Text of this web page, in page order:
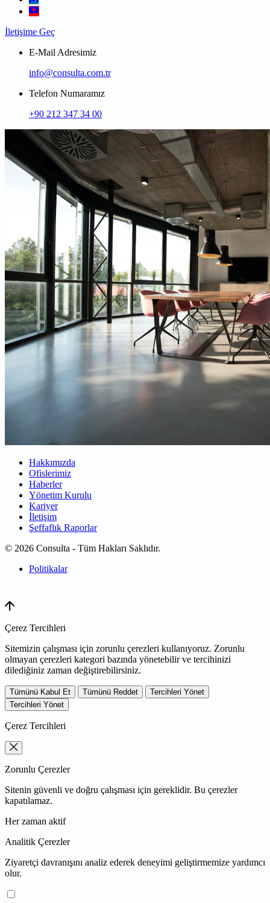
İletişime Geç
E-Mail Adresimiz
info@consulta.com.tr
Telefon Numaramız
+90 212 347 34 00
Hakkımızda
Ofislerimiz
Haberler
Yönetim Kurulu
Kariyer
İletişim
Şeffaflık Raporlar
© 2026 Consulta - Tüm Hakları Saklıdır.
Politikalar
Çerez Tercihleri
Sitemizin çalışması için zorunlu çerezleri kullanıyoruz. Zorunlu
olmayan çerezleri kategori bazında yönetebilir ve tercihinizi
dilediğiniz zaman değiştirebilirsiniz.
Tümünü Kabul Et Tümünü Reddet
Tercihleri Yönet
Tercihleri Yönet
Çerez Tercihleri
Zorunlu Çerezler
Sitenin güvenli ve doğru çalışması için gereklidir. Bu çerezler
kapatılamaz.
Her zaman aktif
Analitik Çerezler
Ziyaretçi davranışını analiz ederek deneyimi geliştirmemize yardımcı
olur.